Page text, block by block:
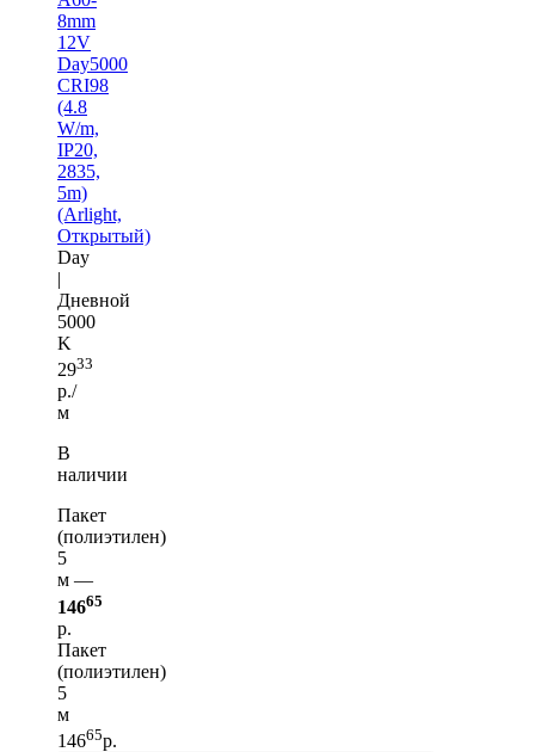
8mm
12V
Day5000
CRI98
(4.8
W/m,
IP20,
2835,
5m)
(Arlight,
Открытый)
Day
|
Дневной
5000
K
2933
р./
м
В
наличии
Пакет
(полиэтилен)
5
м —
14665
р.
Пакет
(полиэтилен)
5
м
14665р.